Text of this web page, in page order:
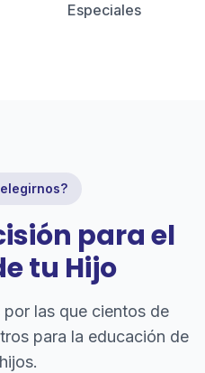
Especiales
para el
tu Hijo
las que cientos de
para la educación de